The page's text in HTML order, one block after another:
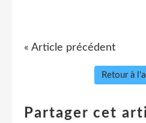
« Article précédent
Retour à
Partager cet